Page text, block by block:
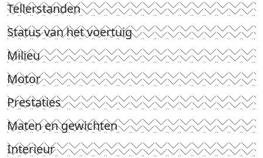
Tellerstanden
Status van het voertuig
Milieu
Motor
Prestaties
Maten en gewichten
Interieur